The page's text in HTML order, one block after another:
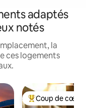
adaptés
notés
la
ces logements
Coup de cœur
Coup de cœur